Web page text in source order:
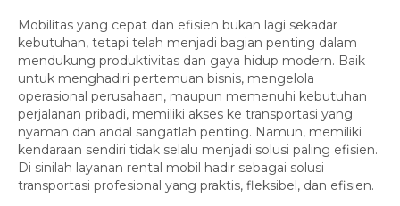
Mobilitas yang cepat dan efisien bukan lagi sekadar
kebutuhan, tetapi telah menjadi bagian penting dalam
mendukung produktivitas dan gaya hidup modern. Baik
untuk menghadiri pertemuan bisnis, mengelola
operasional perusahaan, maupun memenuhi kebutuhan
perjalanan pribadi, memiliki akses ke transportasi yang
nyaman dan andal sangatlah penting. Namun, memiliki
kendaraan sendiri tidak selalu menjadi solusi paling efisien.
Di sinilah layanan rental mobil hadir sebagai solusi
transportasi profesional yang praktis, fleksibel, dan efisien.